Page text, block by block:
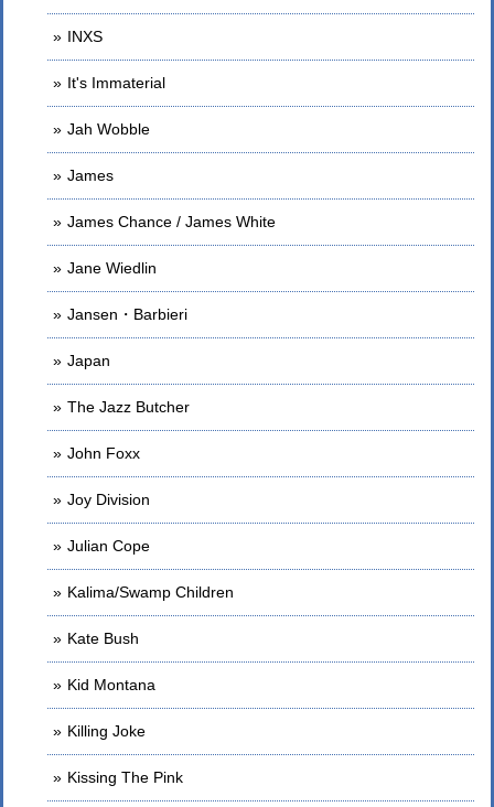
INXS
It's Immaterial
Jah Wobble
James
James Chance / James White
Jane Wiedlin
Jansen・Barbieri
Japan
The Jazz Butcher
John Foxx
Joy Division
Julian Cope
Kalima/Swamp Children
Kate Bush
Kid Montana
Killing Joke
Kissing The Pink